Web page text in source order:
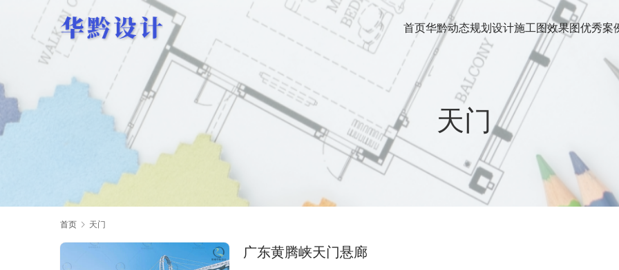
首页华黔动态规划设计施工图效果图优秀案
天门
首页 天门
广东黄腾峡天门悬廊